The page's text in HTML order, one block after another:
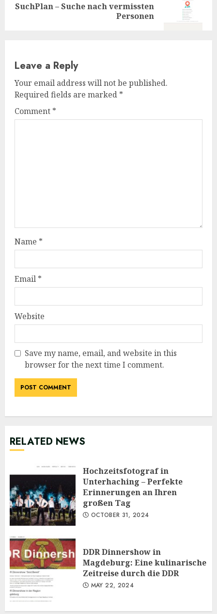
Next
SuchPlan – Suche nach vermissten
Personen
Leave a Reply
Your email address will not be published.
Required fields are marked *
Comment *
Name *
Email *
Website
Save my name, email, and website in this
browser for the next time I comment.
RELATED NEWS
Hochzeitsfotograf in
Unterhaching – Perfekte
Erinnerungen an Ihren
großen Tag
OCTOBER 31, 2024
DDR Dinnershow in
Magdeburg: Eine kulinarische
Zeitreise durch die DDR
MAY 22, 2024